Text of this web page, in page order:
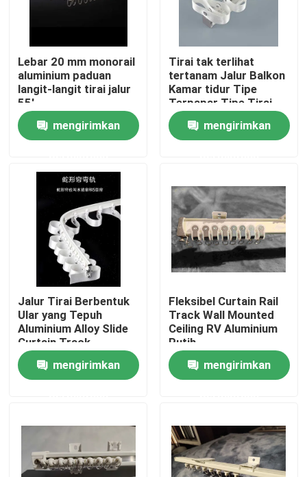
Rumah
Produk
Tentang kami
Tur Pabrik
Kontrol kualitas
Hubungi kami
Permintaan Penawaran
Pakaian Fashion Bekas
Pakaian Anak Pratama
Lebar 20 mm monorail
aluminium paduan
langit-langit tirai jalur
55'
mengirimkan
Tirai tak terlihat
tertanam Jalur Balkon
Kamar tidur Tipe
Terpapar Tipe Tirai
Ular
mengirimkan
Jalur Tirai Berbentuk
Ular yang Tepuh
Aluminium Alloy Slide
Curtain Track
mengirimkan
Fleksibel Curtain Rail
Track Wall Mounted
Ceiling RV Aluminium
Putih
mengirimkan